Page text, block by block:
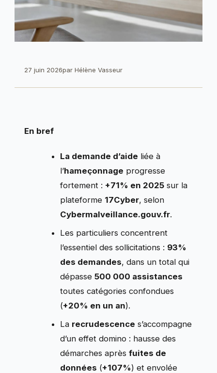
27 juin 2026par Hélène Vasseur
En bref
La demande d’aide liée à
l’hameçonnage progresse
fortement : +71% en 2025 sur la
plateforme 17Cyber, selon
Cybermalveillance.gouv.fr.
Les particuliers concentrent
l’essentiel des sollicitations : 93%
des demandes, dans un total qui
dépasse500 000 assistances
toutes catégories confondues
(+20% en un an).
La recrudescence s’accompagne
d’un effet domino : hausse des
démarches aprèsfuites de
données (+107%) et envolée